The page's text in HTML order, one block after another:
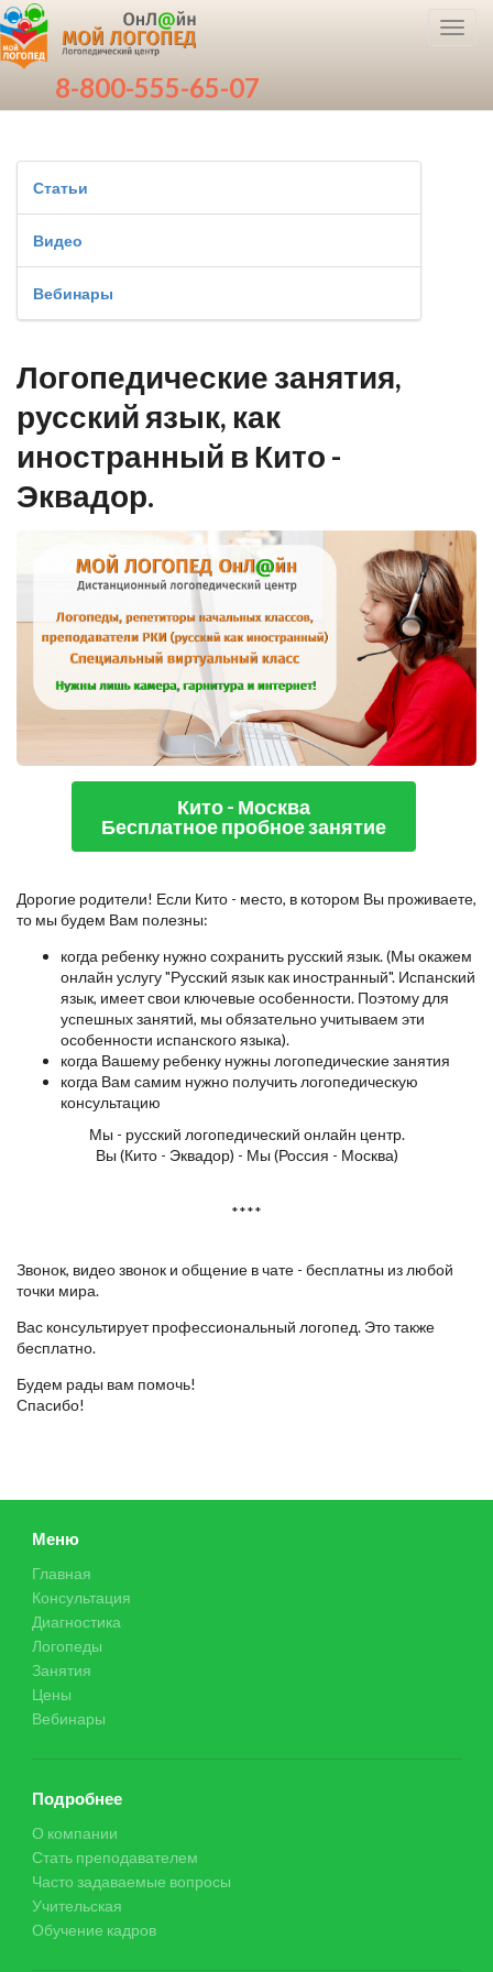
8-800-555-65-07
Статьи
Видео
Вебинары
Логопедические занятия,
русский язык, как
иностранный в Кито -
Эквадор.
Кито - Москва
Бесплатное пробное занятие
Дорогие родители! Если Кито - место, в котором Вы проживаете,
то мы будем Вам полезны:
когда ребенку нужно сохранить русский язык. (Мы окажем
онлайн услугу "Русский язык как иностранный". Испанский
язык, имеет свои ключевые особенности. Поэтому для
успешных занятий, мы обязательно учитываем эти
особенности испанского языка).
когда Вашему ребенку нужны логопедические занятия
когда Вам самим нужно получить логопедическую
консультацию
Мы - русский логопедический онлайн центр.
Вы (Кито - Эквадор) - Мы (Россия - Москва)
****
Звонок, видео звонок и общение в чате - бесплатны из любой
точки мира.
Вас консультирует профессиональный логопед. Это также
бесплатно.
Будем рады вам помочь!
Спасибо!
Меню
Главная
Консультация
Диагностика
Логопеды
Занятия
Цены
Вебинары
Подробнее
О компании
Стать преподавателем
Часто задаваемые вопросы
Учительская
Обучение кадров